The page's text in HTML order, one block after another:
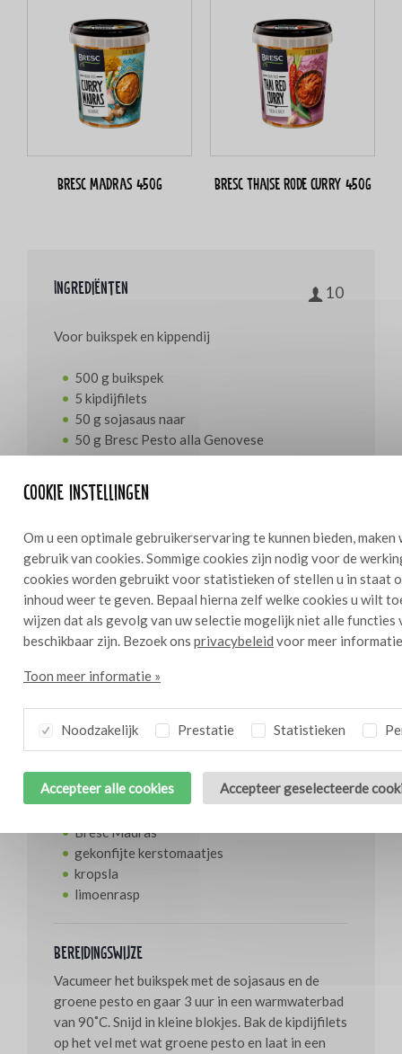
Cookie instellingen
Om u een optimale gebruikerservaring te kunnen bieden,
gebruik van cookies. Sommige cookies zijn nodig voor de
cookies worden gebruikt voor statistieken of stellen u in staat
inhoud weer te geven. Bepaal hierna zelf welke cookies u wilt
wijzen dat als gevolg van uw selectie mogelijk niet alle functies
beschikbaar zijn. Bezoek ons privacybeleid voor meer
Toon meer informatie »
Noodzakelijk Prestatie Statistieken
Accepteer alle cookies Accepteer geselecteerde
Bresc Madras 450g Bresc Thaise rode curry 450g
Ingrediënten 10
Voor buikspek en kippendij
500 g buikspek
5 kipdijfilets
50 g sojasaus naar
50 g Bresc Pesto alla Genovese
Voor de pastinaakcrème
melk
water
roomboter
witte chocolade
Voor de pannenkoekjes
tempurabloem
Bresc Thai red curry
melk
Voor de garnituur
Bresc Madras
gekonfijte kerstomaatjes
kropsla
limoenrasp
Bereidingswijze
Vacumeer het buikspek met de sojasaus en de
groene pesto en gaar 3 uur in een warmwaterbad
van 90˚C. Snijd in kleine blokjes. Bak de kipdijfilets
op het vel met wat groene pesto en laat in een